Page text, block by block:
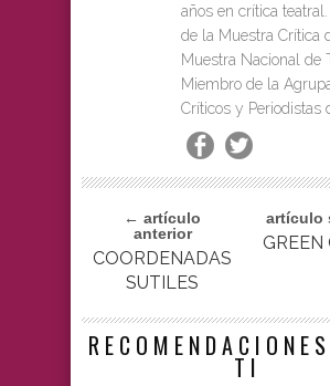
años en crítica
de la Muestra Crítica
Muestra Nacional de
Miembro de la
Críticos y Periodistas
← artículo
anterior
COORDENADAS
SUTILES
artículo
GREEN
TI